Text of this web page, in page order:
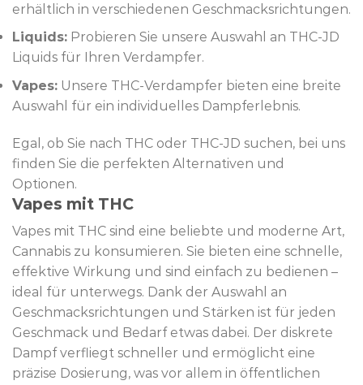
erhältlich in verschiedenen Geschmacksrichtungen.
Liquids: Probieren Sie unsere Auswahl an THC-JD
Liquids für Ihren Verdampfer.
Vapes: Unsere THC-Verdampfer bieten eine breite
Auswahl für ein individuelles Dampferlebnis.
Egal, ob Sie nach THC oder THC-JD suchen, bei uns
finden Sie die perfekten Alternativen und
Optionen.
Vapes mit THC
Vapes mit THC sind eine beliebte und moderne Art,
Cannabis zu konsumieren. Sie bieten eine schnelle,
effektive Wirkung und sind einfach zu bedienen –
ideal für unterwegs. Dank der Auswahl an
Geschmacksrichtungen und Stärken ist für jeden
Geschmack und Bedarf etwas dabei. Der diskrete
Dampf verfliegt schneller und ermöglicht eine
präzise Dosierung, was vor allem in öffentlichen